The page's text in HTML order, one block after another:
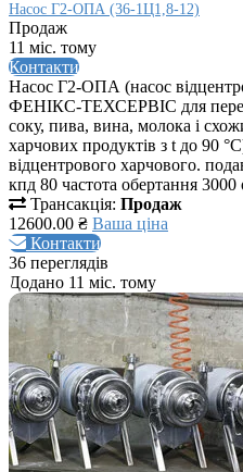
Насос Г2-ОПА (36-1Ц1,8-12)
Продаж
11 міс. тому
Контакти
Насос Г2-ОПА (насос
ФЕНІКС-ТЕХСЕРВІС для
соку, пива, вина, молока і
харчових продуктів з t до 90
відцентрового харчового.
кпд 80 частота обертання 3000
Трансакція: Продаж
12600.00 ₴ Ваша ціна
Контакти
36 переглядів
Додано 11 міс. тому